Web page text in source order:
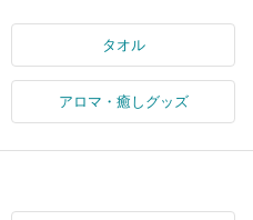
タオル
アロマ・癒しグッズ